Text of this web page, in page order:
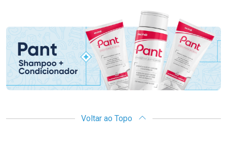
Promoção em Destaque
Voltar ao Topo